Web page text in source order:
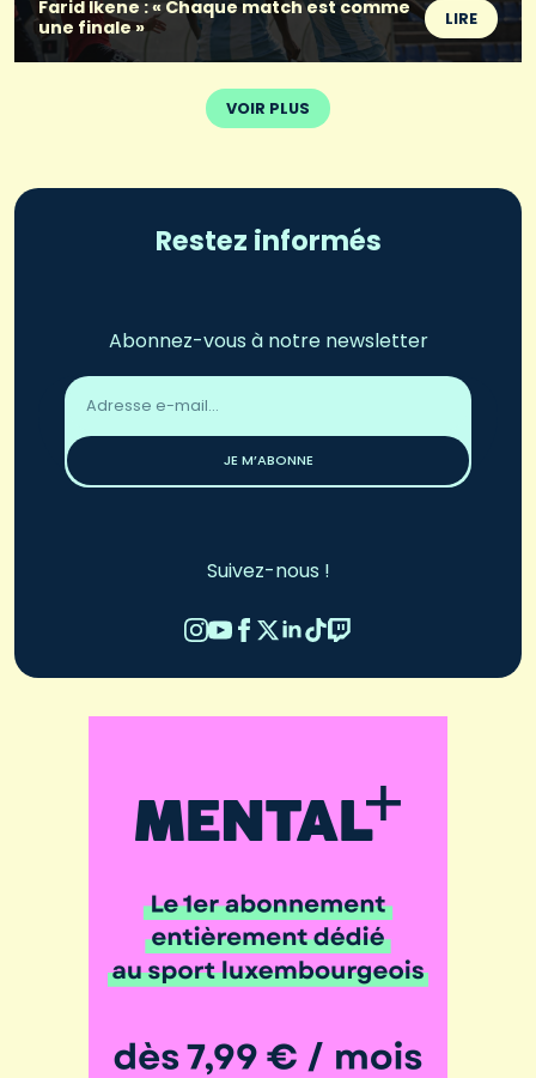
Farid Ikene : « Chaque match est comme
une finale »
LIRE
VOIR PLUS
Restez informés
Abonnez-vous à notre newsletter
Adresse
email
JE M’ABONNE
Suivez-nous !